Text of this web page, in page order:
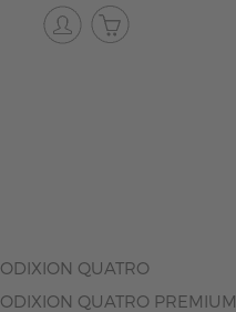
ODIXION QUATRO
ODIXION QUATRO PREMIUM